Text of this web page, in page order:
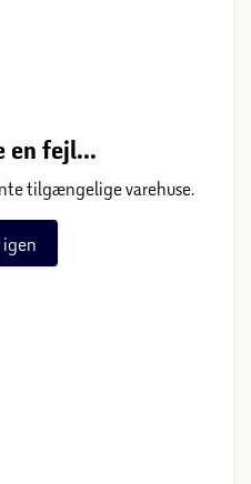
en fejl...
tilgængelige varehuse.
igen